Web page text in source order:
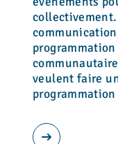
veulent faire
programmation